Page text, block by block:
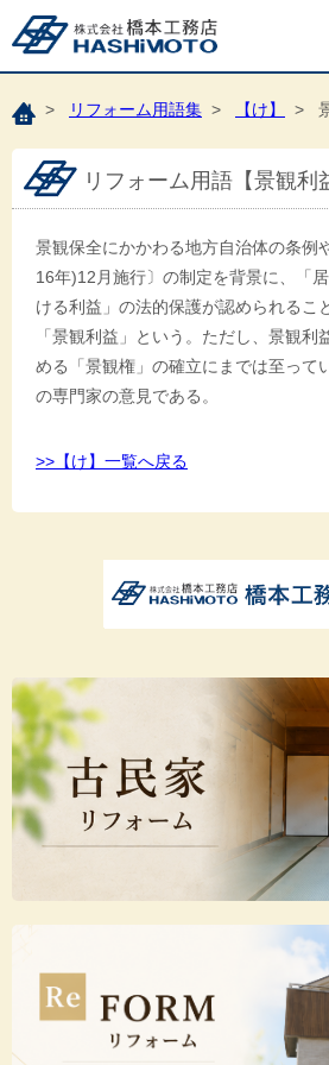
> リフォーム用語集 > 【け】 >
リフォーム用語【景観利
景観保全にかかわる地方自治体の条例
16年)12月施行〕の制定を背景に、「
ける利益」の法的保護が認められるこ
「景観利益」という。ただし、景観
める「景観権」の確立にまでは至って
の専門家の意見である。
>>【け】一覧へ戻る